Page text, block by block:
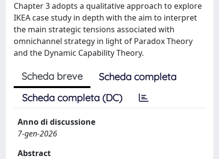
Chapter 3 adopts a qualitative approach to explore
IKEA case study in depth with the aim to interpret
the main strategic tensions associated with
omnichannel strategy in light of Paradox Theory
and the Dynamic Capability Theory.
Scheda breve
Scheda completa
Scheda completa (DC)
Anno di discussione
7-gen-2026
Abstract